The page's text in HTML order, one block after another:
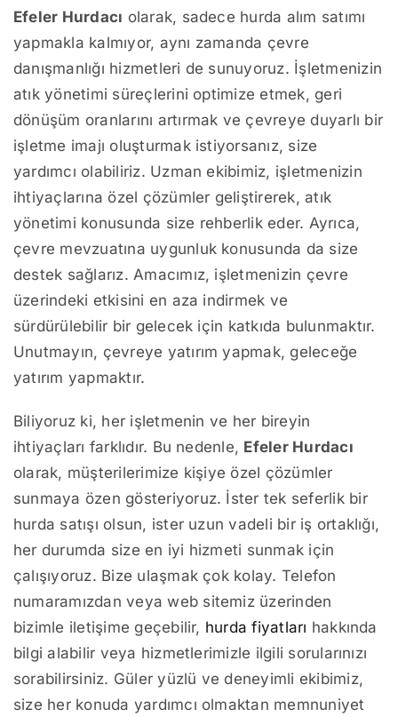
Efeler Hurdacı olarak, sadece hurda alım satımı
yapmakla kalmıyor, aynı zamanda çevre
danışmanlığı hizmetleri de sunuyoruz. İşletmenizin
atık yönetimi süreçlerini optimize etmek, geri
dönüşüm oranlarını artırmak ve çevreye duyarlı bir
işletme imajı oluşturmak istiyorsanız, size
yardımcı olabiliriz. Uzman ekibimiz, işletmenizin
ihtiyaçlarına özel çözümler geliştirerek, atık
yönetimi konusunda size rehberlik eder. Ayrıca,
çevre mevzuatına uygunluk konusunda da size
destek sağlarız. Amacımız, işletmenizin çevre
üzerindeki etkisini en aza indirmek ve
sürdürülebilir bir gelecek için katkıda bulunmaktır.
Unutmayın, çevreye yatırım yapmak, geleceğe
yatırım yapmaktır.
Biliyoruz ki, her işletmenin ve her bireyin
ihtiyaçları farklıdır. Bu nedenle, Efeler Hurdacı
olarak, müşterilerimize kişiye özel çözümler
sunmaya özen gösteriyoruz. İster tek seferlik bir
hurda satışı olsun, ister uzun vadeli bir iş ortaklığı,
her durumda size en iyi hizmeti sunmak için
çalışıyoruz. Bize ulaşmak çok kolay. Telefon
numaramızdan veya web sitemiz üzerinden
bizimle iletişime geçebilir, hurda fiyatları hakkında
bilgi alabilir veya hizmetlerimizle ilgili sorularınızı
sorabilirsiniz. Güler yüzlü ve deneyimli ekibimiz,
size her konuda yardımcı olmaktan memnuniyet